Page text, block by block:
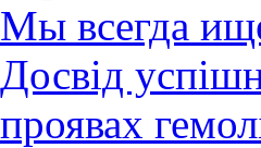
Мы всегда
Досвід
проявах